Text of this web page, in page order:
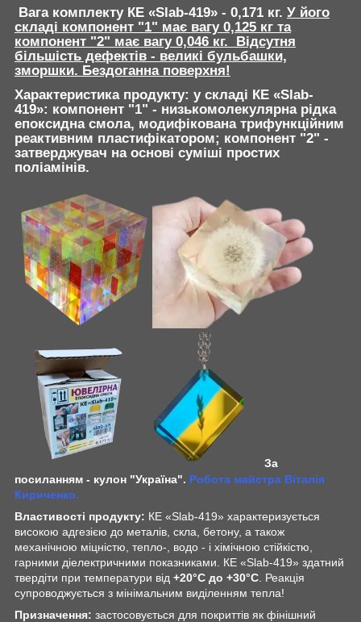
Вага комплекту КЕ «Slab-419» - 0,171 кг. У його
складі компонент "1" має вагу 0,125 кг та
компонент "2" має вагу 0,046 кг. Відсутня
більшість дефектів - великі бульбашки,
зморшки. Бездоганна поверхня!
Характеристика продукту: у складі КЕ «Slab-
419»: компонент "1" - низькомолекулярна рідка
епоксидна смола, модифікована трифункційним
реактивним пластифікатором; компонент "2" -
затверджувач на основі суміші простих
поліамінів.
За
посиланням - кулон "Україна". Робота майстра Віталія
Кириченко.
Властивості продукту: КЕ «Slab-419» характеризується
високою адгезією до металів, скла, бетону, а також
механічною міцністю, тепло-, водо - і хімічною стійкістю,
гарними діелектричними показниками. КЕ «Slab-419» здатний
твердіти при температури від +20°С до +30°С . Реакція
супроводжується з мінімальним виділенням тепла!
Призначення: застосовується для покриттів як фінішний